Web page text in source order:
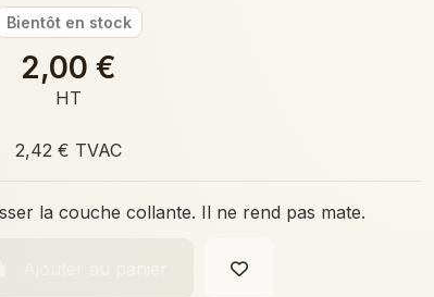
Bientôt en stock
2,00 €
HT
2,42 € TVAC
la couche collante. Il ne rend pas mate.